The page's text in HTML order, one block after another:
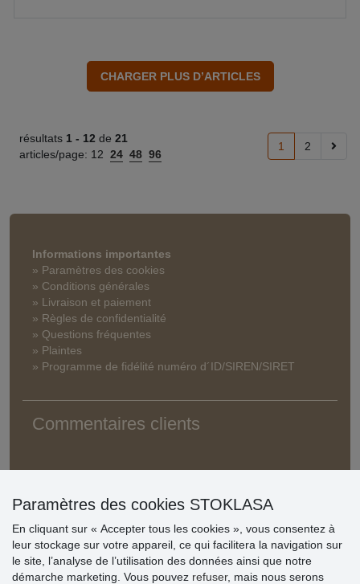
résultats 1 - 12 de 21
articles/page: 12 24 48 96
1 2
Informations importantes
» Paramètres des cookies
» Conditions générales
» Livraison et paiement
» Règles de confidentialité
» Questions fréquentes
» Plaintes
» Programme de fidélité numéro d´ID/SIREN/SIRET
Commentaires clients
Paramètres des cookies STOKLASA
En cliquant sur « Accepter tous les cookies », vous consentez à
leur stockage sur votre appareil, ce qui facilitera la navigation sur
le site, l’analyse de l’utilisation des données ainsi que notre
démarche marketing. Vous pouvez refuser, mais nous serons